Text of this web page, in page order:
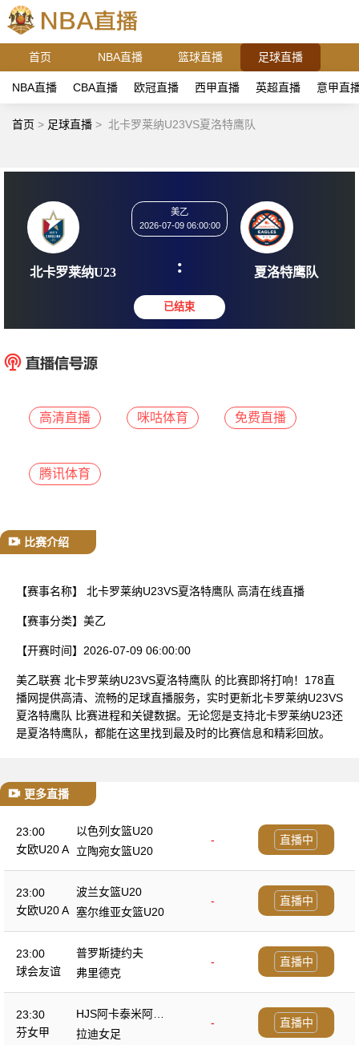
首页 NBA直播 篮球直播 足球直播
NBA直播 CBA直播 欧冠直播 西甲直播 英超直播 意甲直
首页 > 足球直播 > 北卡罗莱纳U23VS夏洛特鹰队
北卡罗莱纳U23
2026-07-09 06:00:00
: 夏洛
高清直播 咪咕体育 免费直播
腾讯体育
比赛介绍
【赛事名称】 北卡罗莱纳U23VS夏洛特鹰队 高清在线直播
【赛事分类】 美乙
【开赛时间】 2026-07-09 06:00:00
美乙联赛 北卡罗莱纳U23VS夏洛特鹰队 的比赛即将打响！178直
播网提供高清、流畅的足球直播服务，实时更新北卡罗莱纳U23VS
夏洛特鹰队 比赛进程和关键数据。无论您是支持北卡罗莱纳U23还
是夏洛特鹰队，都能在这里找到最及时的比赛信息和精彩回放。
更多直播
23:00
女欧U20 A
以色列女篮U20
-
立陶宛女篮U20
直播中
23:00
女欧U20 A
波兰女篮U20
-
塞尔维亚女篮U20
直播中
23:00
球会友谊
普罗斯捷约夫
-
弗里德克
直播中
23:30
芬女甲
HJS阿卡泰米阿女
足
-
拉迪女足
直播中